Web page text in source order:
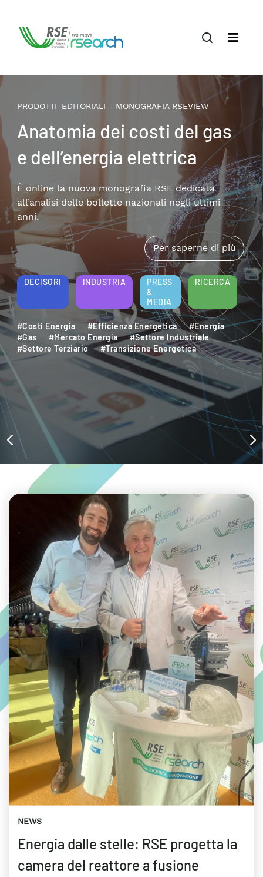
PRODOTTI_EDITORIALI - MONOGRAFIA RSEVIEW
Anatomia dei costi del gas
e dell’energia elettrica
È online la nuova monografia RSE dedicata
all’analisi delle bollette nazionali negli ultimi
anni.
Per saperne di più
DECISORI INDUSTRIA
PRESS
&
MEDIA
RICERCA
#Costi Energia #Efficienza Energetica
#Energia
#Gas
#Mercato Energia
#Settore Industriale
#Settore Terziario
#Transizione Energetica
NEWS
Energia dalle stelle: RSE progetta la
camera del reattore a fusione